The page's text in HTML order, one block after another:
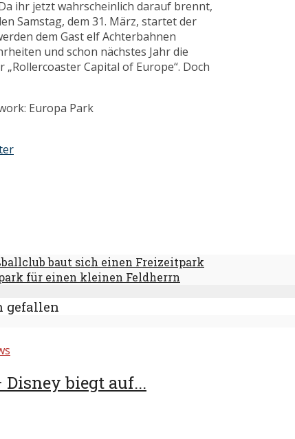
ihr jetzt wahrscheinlich darauf brennt,
Samstag, dem 31. März, startet der
dem Gast elf Achterbahnen
und schon nächstes Jahr die
Capital of Europe“. Doch
Europa Park
baut sich einen Freizeitpark
für einen kleinen Feldherrn
gefallen
biegt auf...